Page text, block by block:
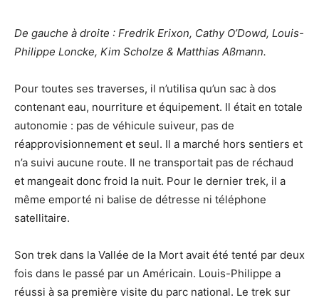
De gauche à droite : Fredrik Erixon, Cathy O’Dowd, Louis-
Philippe Loncke, Kim Scholze & Matthias Aßmann.
Pour toutes ses traverses, il n’utilisa qu’un sac à dos
contenant eau, nourriture et équipement. Il était en totale
autonomie : pas de véhicule suiveur, pas de
réapprovisionnement et seul. Il a marché hors sentiers et
n’a suivi aucune route. Il ne transportait pas de réchaud
et mangeait donc froid la nuit. Pour le dernier trek, il a
même emporté ni balise de détresse ni téléphone
satellitaire.
Son trek dans la Vallée de la Mort avait été tenté par deux
fois dans le passé par un Américain. Louis-Philippe a
réussi à sa première visite du parc national. Le trek sur